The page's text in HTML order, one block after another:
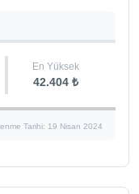
En Yüksek
42.404 ₺
Tarihi: 19 Nisan 2024